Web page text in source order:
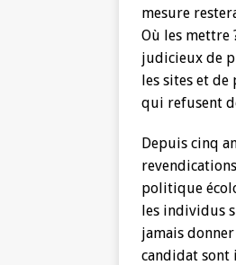
mesure
Où les mettre
judicieux de
les sites et
qui refusent
Depuis cinq
politique
les individus
jamais
candidat sont